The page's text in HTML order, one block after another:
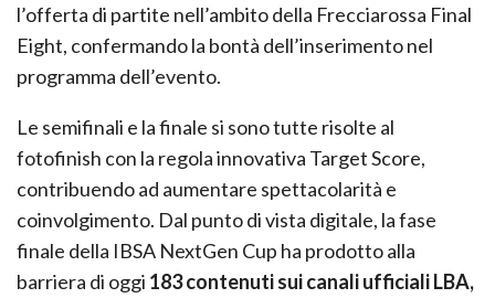
l’offerta di partite nell’ambito della Frecciarossa Final
Eight, confermando la bontà dell’inserimento nel
programma dell’evento.
Le semifinali e la finale si sono tutte risolte al
fotofinish con la regola innovativa Target Score,
contribuendo ad aumentare spettacolarità e
coinvolgimento. Dal punto di vista digitale, la fase
finale della IBSA NextGen Cup ha prodotto alla
barriera di oggi 183 contenuti sui canali ufficiali LBA,